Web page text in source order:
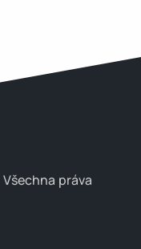
Všechna práva